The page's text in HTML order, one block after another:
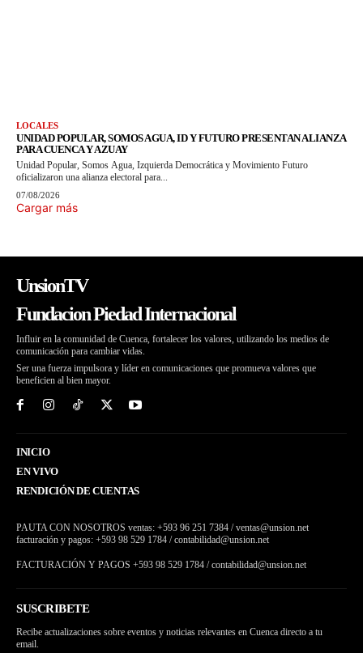
LOCALES
UNIDAD POPULAR, SOMOS AGUA, ID Y FUTURO PRESENTAN ALIANZA
PARA CUENCA Y AZUAY
Unidad Popular, Somos Agua, Izquierda Democrática y Movimiento Futuro
oficializaron una alianza electoral para...
07/08/2026
Cargar más
UnsionTV
Fundacion Piedad Internacional
Influir en la comunidad de Cuenca, fortalecer los valores, utilizando los medios de
comunicación para cambiar vidas.
Ser una fuerza impulsora y líder en comunicaciones que promueva valores que
beneficien al bien mayor.
INICIO
EN VIVO
RENDICIÓN DE CUENTAS
PAUTA CON NOSOTROS ventas: +593 96 251 7384 / ventas@unsion.net
facturación y pagos: +593 98 529 1784 / contabilidad@unsion.net
FACTURACIÓN Y PAGOS +593 98 529 1784 / contabilidad@unsion.net
SUSCRIBETE
Recibe actualizaciones sobre eventos y noticias relevantes en Cuenca directo a tu
email.